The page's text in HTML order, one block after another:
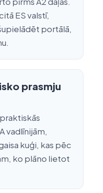
ES valstī,
portālā,
prasmju
vadlīnijām,
kuģi, kas pēc
ko plāno lietot